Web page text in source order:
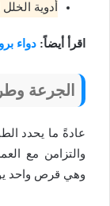
أدوية
اقرأ أيضاً: دواء
الجرعة
عادةً ما يحدد
والتزامن مع
وهي قرص واحد